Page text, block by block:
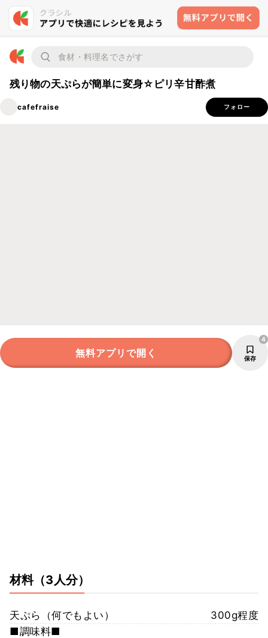
残り物の天ぷらが簡単に変身☆ピリ辛甘酢煮
cafefraise フォロー
無料アプリで開く 保存
4
材料（3人分）
天ぷら（何でもよい）
300g程度
■調味料■